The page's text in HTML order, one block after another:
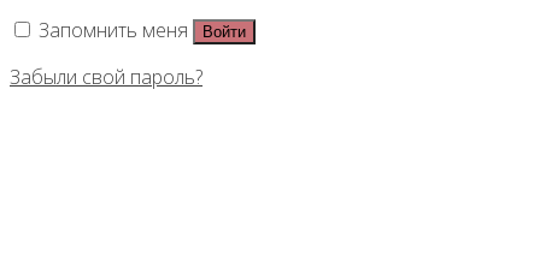
Запомнить меня
Войти
Забыли свой пароль?